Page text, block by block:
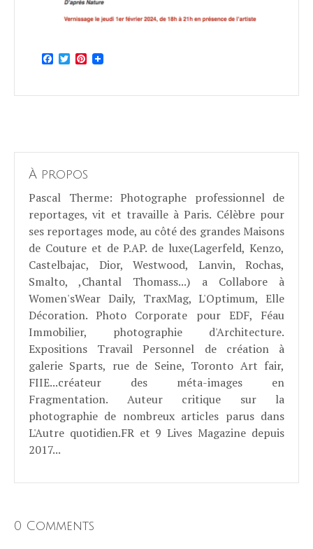
Facebook
TwitterPinterest
À propos
Pascal Therme: Photographe professionnel de
reportages, vit et travaille à Paris. Célèbre pour
ses reportages mode, au côté des grandes Maisons
de Couture et de P.AP. de luxe(Lagerfeld, Kenzo,
Castelbajac, Dior, Westwood, Lanvin, Rochas,
Smalto, ,Chantal Thomass...) a Collabore à
Women'sWear Daily, TraxMag, L'Optimum, Elle
Décoration. Photo Corporate pour EDF, Féau
Immobilier, photographie d'Architecture.
Expositions Travail Personnel de création à
galerie Sparts, rue de Seine, Toronto Art fair,
FIIE...créateur des méta-images en
Fragmentation. Auteur critique sur la
photographie de nombreux articles parus dans
L'Autre quotidien.FR et 9 Lives Magazine depuis
2017...
0 Comments